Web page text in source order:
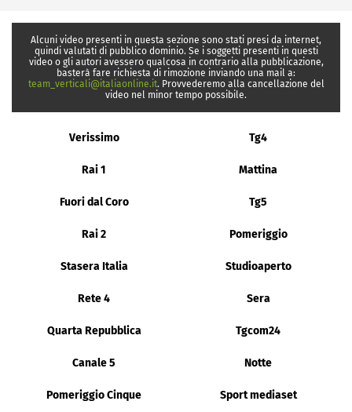
Alcuni video presenti in questa sezione sono stati presi da internet,
quindi valutati di pubblico dominio. Se i soggetti presenti in questi
video o gli autori avessero qualcosa in contrario alla pubblicazione,
basterà fare richiesta di rimozione inviando una mail a:
team_verticali@italiaonline.it. Provvederemo alla cancellazione del
video nel minor tempo possibile.
Verissimo Tg4
Rai 1 Mattina
Fuori dal Coro Tg5
Rai 2 Pomeriggio
Stasera Italia Studioaperto
Rete 4 Sera
Quarta Repubblica Tgcom24
Canale 5 Notte
Pomeriggio Cinque Sport mediaset